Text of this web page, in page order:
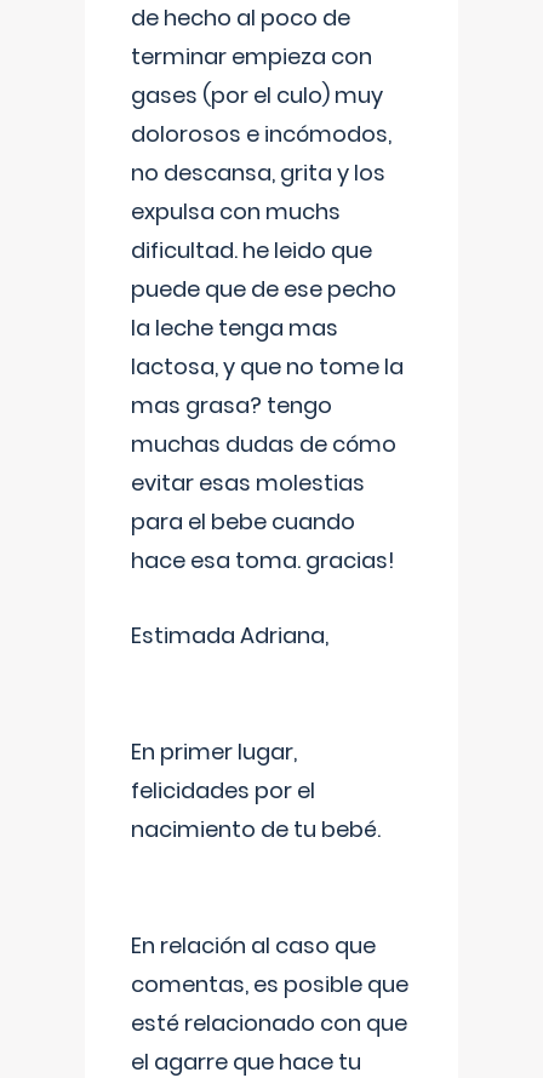
de hecho al poco de
terminar empieza con
gases (por el culo) muy
dolorosos e incómodos,
no descansa, grita y los
expulsa con muchs
dificultad. he leido que
puede que de ese pecho
la leche tenga mas
lactosa, y que no tome la
mas grasa? tengo
muchas dudas de cómo
evitar esas molestias
para el bebe cuando
hace esa toma. gracias!
Estimada Adriana,
En primer lugar,
felicidades por el
nacimiento de tu bebé.
En relación al caso que
comentas, es posible que
esté relacionado con que
el agarre que hace tu